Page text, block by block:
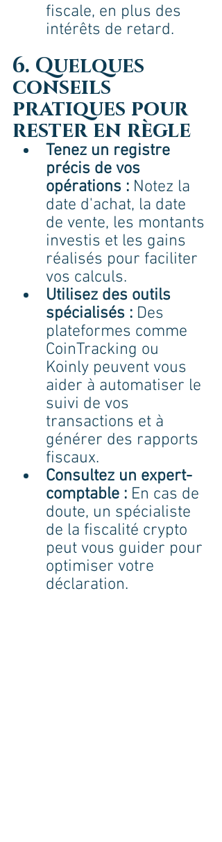
fiscale, en plus des
intérêts de retard.
6. Quelques
conseils
pratiques pour
rester en règle
Tenez un registre
précis de vos
opérations : Notez la
date d'achat, la date
de vente, les montants
investis et les gains
réalisés pour faciliter
vos calculs.
Utilisez des outils
spécialisés : Des
plateformes comme
CoinTracking ou
Koinly peuvent vous
aider à automatiser le
suivi de vos
transactions et à
générer des rapports
fiscaux.
Consultez un expert-
comptable : En cas de
doute, un spécialiste
de la fiscalité crypto
peut vous guider pour
optimiser votre
déclaration.